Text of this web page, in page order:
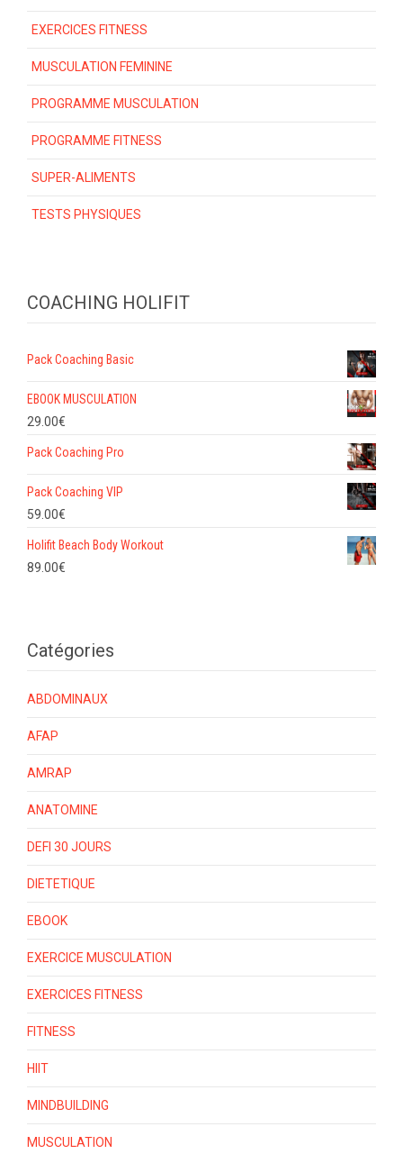
EXERCICES FITNESS
MUSCULATION FEMININE
PROGRAMME MUSCULATION
PROGRAMME FITNESS
SUPER-ALIMENTS
TESTS PHYSIQUES
COACHING HOLIFIT
Pack Coaching Basic
EBOOK MUSCULATION
29.00€
Pack Coaching Pro
Pack Coaching VIP
59.00€
Holifit Beach Body Workout
89.00€
Catégories
ABDOMINAUX
AFAP
AMRAP
ANATOMINE
DEFI 30 JOURS
DIETETIQUE
EBOOK
EXERCICE MUSCULATION
EXERCICES FITNESS
FITNESS
HIIT
MINDBUILDING
MUSCULATION